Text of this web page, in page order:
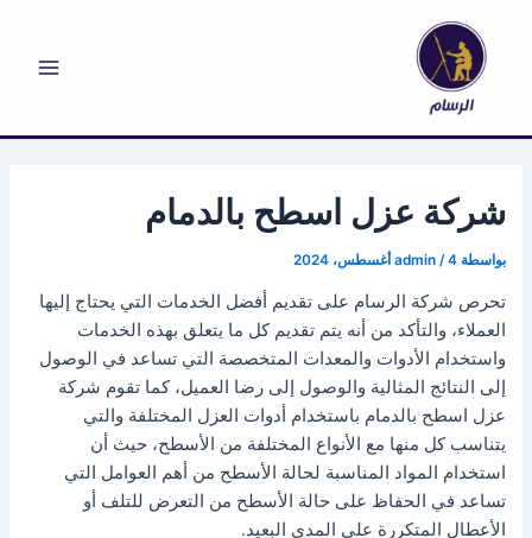
المحتوى
شركة عزل اسطح بالدمام
بواسطة admin /4 أغسطس، 2024
تحرص شركة الرسام على تقديم أفضل الخدمات التي يحتاج إليها
العملاء، والتأكد من أنه يتم تقديم كل ما يتعلق بهذه الخدمات
واستخدام الأدوات والمعدات المتخصصة التي تساعد في الوصول
إلى النتائج المثالية والوصول إلى رضا العميل، كما تقوم شركة
عزل اسطح بالدمام باستخدام أدوات العزل المختلفة والتي
يتناسب كل منها مع الأنواع المختلفة من الأسطح، حيث أن
استخدام المواد المناسبة لحالة الأسطح من أهم العوامل التي
تساعد في الحفاظ على حالة الأسطح من التعرض للتلف أو
الأعطال المتكررة على المدى البعيد.